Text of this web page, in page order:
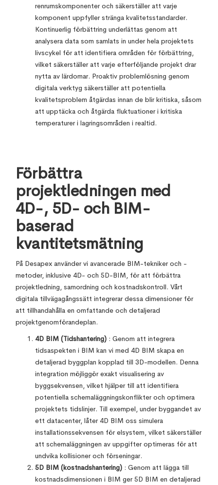
renrumskomponenter och säkerställer att varje
komponent uppfyller stränga kvalitetsstandarder.
Kontinuerlig förbättring underlättas genom att
analysera data som samlats in under hela projektets
livscykel för att identifiera områden för förbättring,
vilket säkerställer att varje efterföljande projekt drar
nytta av lärdomar. Proaktiv problemlösning genom
digitala verktyg säkerställer att potentiella
kvalitetsproblem åtgärdas innan de blir kritiska, såsom
att upptäcka och åtgärda fluktuationer i kritiska
temperaturer i lagringsområden i realtid.
Förbättra
projektledningen med
4D-, 5D- och BIM-
baserad
kvantitetsmätning
På Desapex använder vi avancerade BIM-tekniker och -
metoder, inklusive 4D- och 5D-BIM, för att förbättra
projektledning, samordning och kostnadskontroll. Vårt
digitala tillvägagångssätt integrerar dessa dimensioner för
att tillhandahålla en omfattande och detaljerad
projektgenomförandeplan.
4D BIM (Tidshantering) : Genom att integrera
tidsaspekten i BIM kan vi med 4D BIM skapa en
detaljerad byggplan kopplad till 3D-modellen. Denna
integration möjliggör exakt visualisering av
byggsekvensen, vilket hjälper till att identifiera
potentiella schemaläggningskonflikter och optimera
projektets tidslinjer. Till exempel, under byggandet av
ett datacenter, låter 4D BIM oss simulera
installationssekvensen för elsystem, vilket säkerställer
att schemaläggningen av uppgifter optimeras för att
undvika kollisioner och förseningar.
5D BIM (kostnadshantering) : Genom att lägga till
kostnadsdimensionen i BIM ger 5D BIM en detaljerad